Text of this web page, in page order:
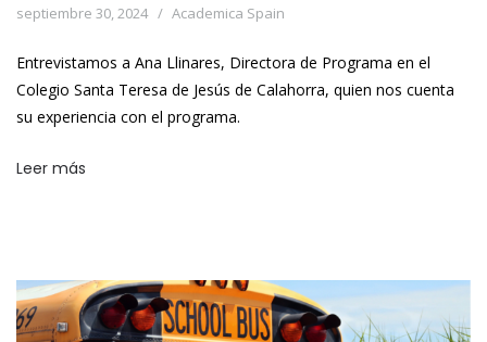
septiembre 30, 2024 Academica Spain
Entrevistamos a Ana Llinares, Directora de Programa en el
Colegio Santa Teresa de Jesús de Calahorra, quien nos cuenta
su experiencia con el programa.
Leer más